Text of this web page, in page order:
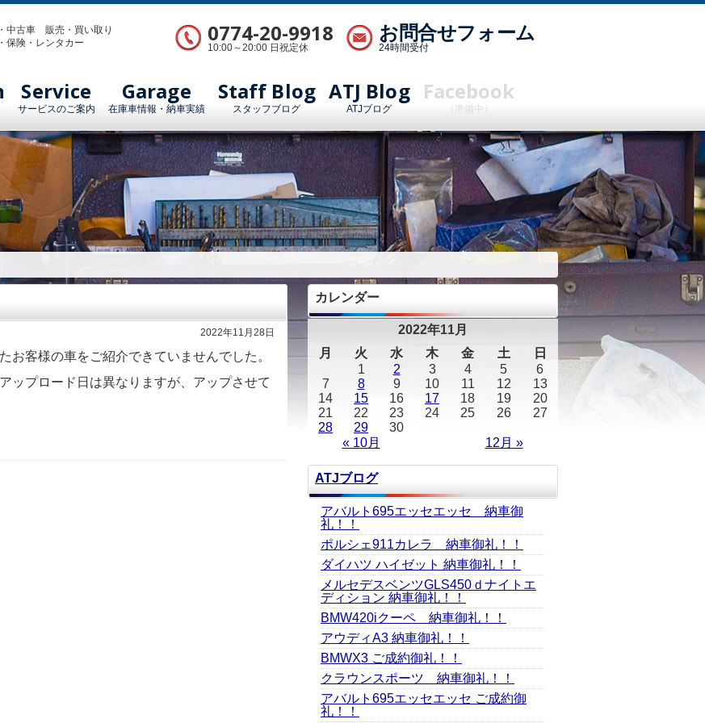
中古車 販売・買い取り
保険・レンタカー
0774-20-9918
10:00～20:00 日祝定休
お問合せフォーム
24時間受付
Service
サービスのご案内
Garage
在庫車情報・納車実績
Staff Blog
スタッフブログ
ATJ Blog
ATJブログ
Facebook
（準備中）
2022年11月28日
お客様の車をご紹介できていませんでした。
ップロード日は異なりますが、アップさせて
カレンダー
2022年11月
月
火 水 木 金 土 日
« 10月 12月 »
1 2 3 4 5
6
7
8 9 10 11 12
13
14
15 16 17 18 19
20
21
22 23 24 25 26
27
28
29 30
ATJブログ
アバルト695エッセエッセ 納車御
礼！！
ポルシェ911カレラ 納車御礼！！
ダイハツ ハイゼット 納車御礼！！
メルセデスベンツGLS450ｄナイトエ
ディション 納車御礼！！
BMW420iクーペ 納車御礼！！
アウディA3 納車御礼！！
BMWX3 ご成約御礼！！
クラウンスポーツ 納車御礼！！
アバルト695エッセエッセ ご成約御
礼！！